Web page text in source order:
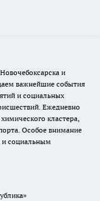
и
важнейшие события
и социальных
Ежедневно
кластера,
Особое внимание
и социальным